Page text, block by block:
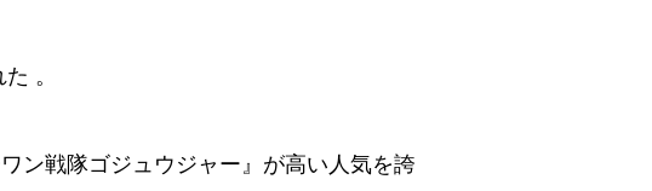
。
ン戦隊ゴジュウジャー』が高い人気を誇